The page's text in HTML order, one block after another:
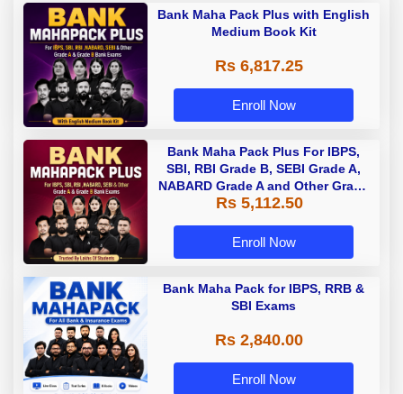
Bank Maha Pack Plus with English
Medium Book Kit
Rs 6,817.25
Enroll Now
Bank Maha Pack Plus For IBPS,
SBI, RBI Grade B, SEBI Grade A,
NABARD Grade A and Other Grade
A & Grade B Bank Exams
Rs 5,112.50
Enroll Now
Bank Maha Pack for IBPS, RRB &
SBI Exams
Rs 2,840.00
Enroll Now